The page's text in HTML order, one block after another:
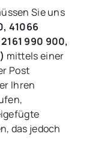
Sie uns
41066
990 900,
mittels einer
Post
Ihren
das jedoch